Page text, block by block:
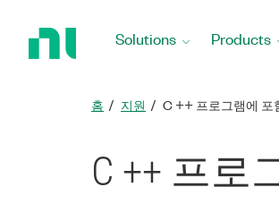
Solutions Products
홈 지원 C ++ 프로그램에 포
C ++ 프로